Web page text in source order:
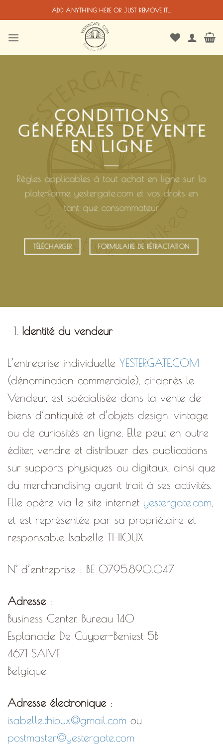
au
ADD ANYTHING HERE OR JUST REMOVE IT...
CONDITIONS
GÉNÉRALES DE VENTE
EN LIGNE
Règles applicables à tout achat en ligne sur la
plate-forme yestergate.com et vos droits en
tant que consommateur
TÉLÉCHARGER FORMULAIRE DE RÉTRACTATION
Identité du vendeur
L’entreprise individuelle YESTERGATE.COM
(dénomination commerciale), ci-après le
Vendeur, est spécialisée dans la vente de
biens d’antiquité et d’objets design, vintage
ou de curiosités en ligne. Elle peut en outre
éditer, vendre et distribuer des publications
sur supports physiques ou digitaux, ainsi que
du merchandising ayant trait à ses activités.
Elle opère via le site internet yestergate.com,
et est représentée par sa propriétaire et
responsable Isabelle THIOUX
N° d’entreprise : BE 0795.890.047
Adresse :
Business Center, Bureau 140
Esplanade De Cuyper-Beniest 5B
4671 SAIVE
Belgique
Adresse électronique :
isabelle.thioux@gmail.com ou
postmaster@yestergate.com